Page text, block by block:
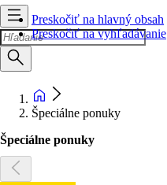
Preskočiť na hlavný obsah
Preskočiť na vyhľadávanie
Špeciálne ponuky
Špeciálne ponuky